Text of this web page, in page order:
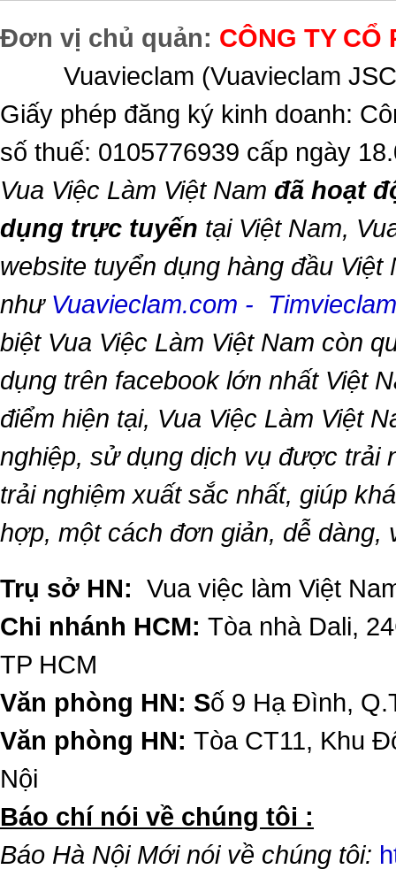
Đơn vị chủ quản: CÔNG TY CỔ
Vuavieclam (Vuavieclam
Giấy phép đăng ký kinh doanh:
số thuế: 0105776939 cấp ngày
Vua Việc Làm Việt Nam đã hoạt
dụng trực tuyến tại Việt Nam,
website tuyển dụng hàng đầu Việt
như Vuavieclam.com -
biệt Vua Việc Làm Việt Nam còn
dụng trên facebook lớn nhất Việt
điểm hiện tại, Vua Việc Làm Việt
nghiệp, sử dụng dịch vụ được trải
trải nghiệm xuất sắc nhất, giúp
hợp, một cách đơn giản, dễ dàng,
Trụ sở HN: Vua việc làm Việt
Chi nhánh HCM: Tòa nhà Dali,
TP HCM
Văn phòng HN: Số 9 Hạ Đình,
Văn phòng HN: Tòa CT11, Khu
Nội
​Báo chí nói về chúng tôi :
Báo Hà Nội Mới nói về chúng tôi: